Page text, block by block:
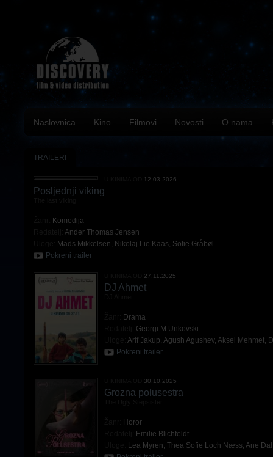
Naslovnica Kino Filmovi Novosti O nama
TRAILERI
12.03.2026
Posljednji viking
Komedija
Ander Thomas Jensen
Mads Mikkelsen, Nikolaj Lie Kaas, Sofie Gråbøl
Pokreni trailer
27.11.2025
DJ Ahmet
Drama
Georgi M.Unkovski
Arif Jakup, Agush Agushev, Aksel Mehmet,
Pokreni trailer
30.10.2025
Grozna polusestra
Horor
Emilie Blichfeldt
Lea Myren, Thea Sofie Loch Næss, Ane